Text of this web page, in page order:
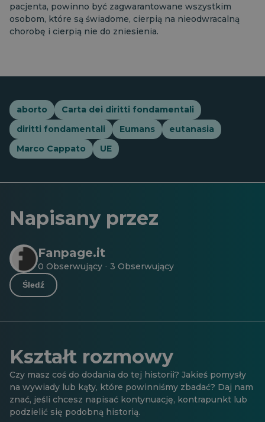
pacjenta, powinno być zagwarantowane wszystkim
osobom, które są świadome, cierpią na nieodwracalną
chorobę i cierpią nie do zniesienia.
aborto
Carta dei diritti fondamentali
diritti fondamentali
Eumans
eutanasia
Marco Cappato
UE
Napisany przez
Fanpage.it
0 Obserwujący · 3 Obserwujący
Śledź
Kształt rozmowy
Czy masz coś do dodania do tej historii? Jakieś pomysły
na wywiady lub kąty, które powinniśmy zbadać? Daj nam
znać, jeśli chcesz napisać kontynuację, kontrapunkt lub
podzielić się podobną historią.